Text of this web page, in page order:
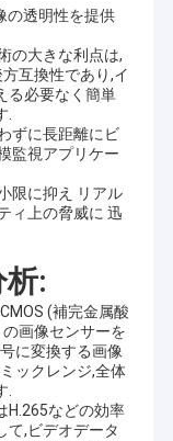
の透明性を提供
の大きな利点は,
互換性であり,イ
る必要なく簡単
.
ずに長距離にビ
監視アプリケー
限に抑え リアル
ィ上の脅威に 迅
:
(補完金属酸
画像センサーを
に変換する画像
ックレンジ,全体
.
H.265などの効率
て,ビデオデータ